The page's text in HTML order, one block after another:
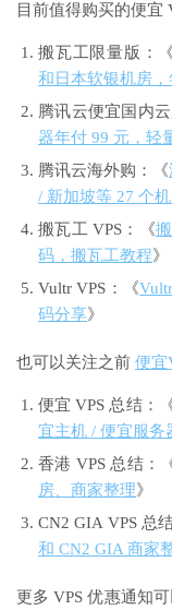
目前值得购买的便宜
搬瓦工限量版：
和日本软银机房
腾讯云便宜国内
器年付 99 元，轻
腾讯云海外购：《
/ 新加坡等 27 个
搬瓦工 VPS：《
码，搬瓦工教程》
Vultr VPS：《
码分享》
也可以关注之前 便宜
便宜 VPS 总结：
宜主机 / 便宜服务
香港 VPS 总结：
房、商家整理》
CN2 GIA VPS 总
和 CN2 GIA 商家
更多 VPS 优惠通知